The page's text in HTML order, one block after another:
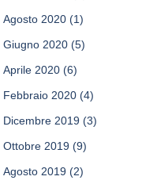
Agosto 2020 (1)
Giugno 2020 (5)
Aprile 2020 (6)
Febbraio 2020 (4)
Dicembre 2019 (3)
Ottobre 2019 (9)
Agosto 2019 (2)